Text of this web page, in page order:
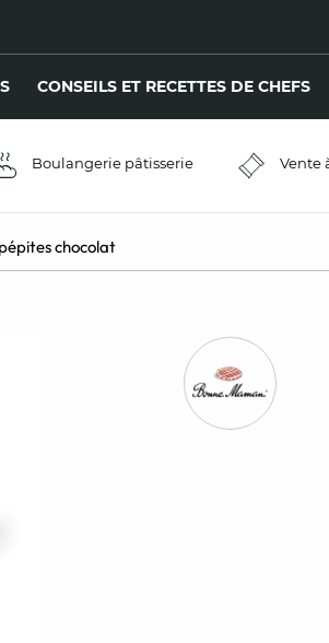
CONSEILS ET RECETTES DE CHEFS
Boulangerie pâtisserie Vente
chocolat